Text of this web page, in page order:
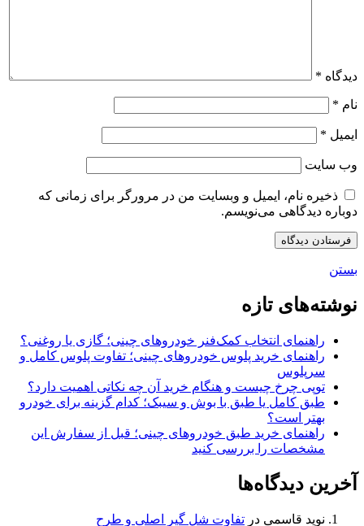
دیدگاه *
نام *
ایمیل *
وب‌ سایت
ذخیره نام، ایمیل و وبسایت من در مرورگر برای زمانی که
دوباره دیدگاهی می‌نویسم.
بستن
نوشته‌های تازه
راهنمای انتخاب کمک‌فنر خودروهای چینی؛ گازی یا روغنی؟
راهنمای خرید پلوس خودروهای چینی؛ تفاوت پلوس کامل و
سرپلوس
توپی چرخ چیست و هنگام خرید آن چه نکاتی اهمیت دارد؟
طبق کامل یا طبق با بوش و سیبک؛ کدام گزینه برای خودرو
بهتر است؟
راهنمای خرید طبق خودروهای چینی؛ قبل از سفارش این
مشخصات را بررسی کنید
آخرین دیدگاه‌ها
نوید قاسمی در تفاوت شل گیر اصلی و طرح